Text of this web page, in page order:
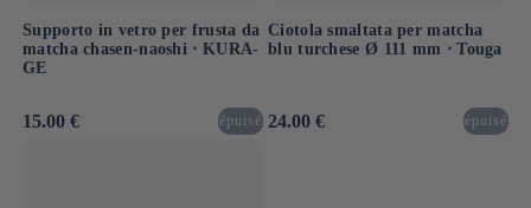
Supporto in vetro per frusta da
matcha chasen-naoshi ⋅ KURA-
GE
Prezzo
15.00 € épuisé
Ciotola smaltata per matcha
blu turchese Ø 111 mm ⋅ Touga
Prezzo
24.00 € épuisé